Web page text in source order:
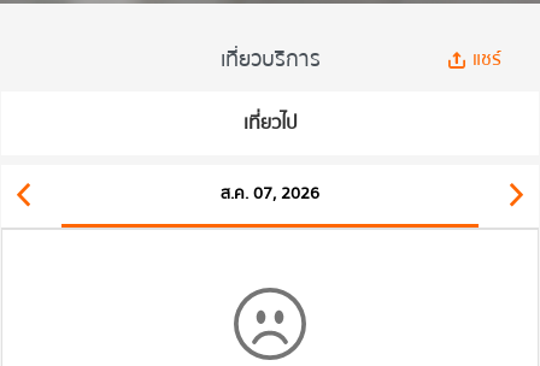
เที่ยวบริการ แชร์
เที่ยวไป
ส.ค. 07, 2026